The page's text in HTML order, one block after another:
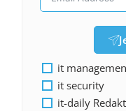
it
it security
it-daily